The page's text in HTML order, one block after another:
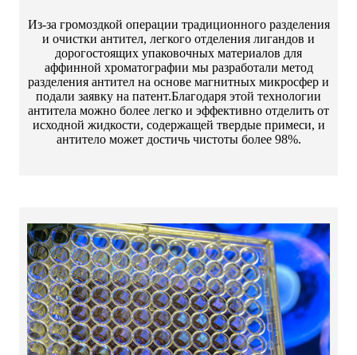
Из-за громоздкой операции традиционного разделения
и очистки антител, легкого отделения лигандов и
дорогостоящих упаковочных материалов для
аффинной хроматографии мы разработали метод
разделения антител на основе магнитных микросфер и
подали заявку на патент.Благодаря этой технологии
антитела можно более легко и эффективно отделить от
исходной жидкости, содержащей твердые примеси, и
антитело может достичь чистоты более 98%.